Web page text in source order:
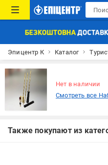
Эпицентр К Каталог
Нет в наличии
Смотреть все
Также покупают из